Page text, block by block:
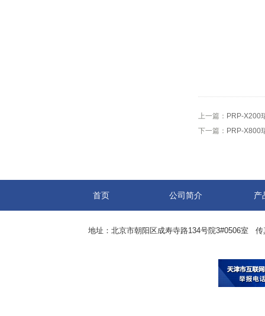
上一篇： PRP-X200
下一篇： PRP-X800
首页 公司简介 产
地址：北京市朝阳区成寿寺路134号院3#0506室